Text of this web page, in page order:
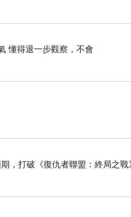
懂得退一步觀察，不會
，打破《復仇者聯盟：終局之戰